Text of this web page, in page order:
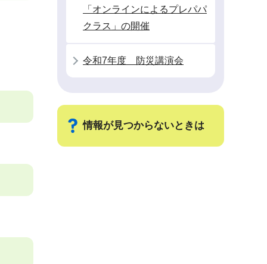
「オンラインによるプレパパ
クラス」の開催
令和7年度 防災講演会
情報が見つからないときは